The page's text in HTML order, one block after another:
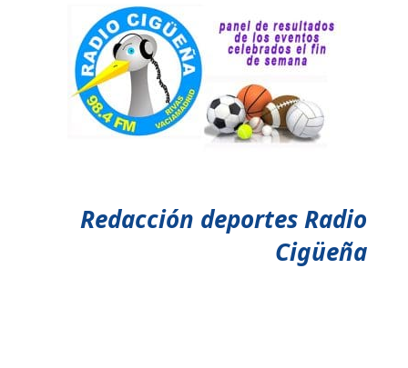
Redacción deportes Radio
Cigüeña